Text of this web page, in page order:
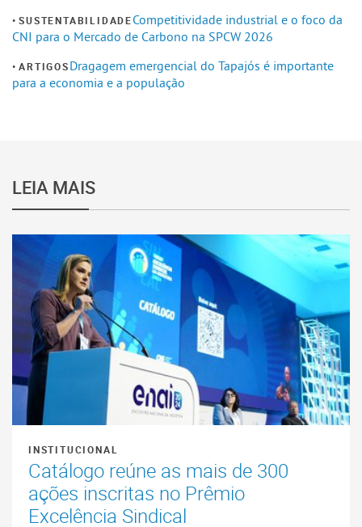
SUSTENTABILIDADECompetitividade industrial e o foco da
CNI para o Mercado de Carbono na SPCW 2026
ARTIGOSDragagem emergencial do Tapajós é importante
para a economia e a população
LEIA MAIS
INSTITUCIONAL
Catálogo reúne as mais de 300
ações inscritas no Prêmio
Excelência Sindical